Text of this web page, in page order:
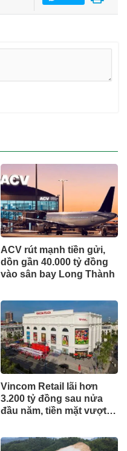
ACV rút mạnh tiền gửi,
dồn gần 40.000 tỷ đồng
vào sân bay Long Thành
Vincom Retail lãi hơn
3.200 tỷ đồng sau nửa
đầu năm, tiền mặt vượt